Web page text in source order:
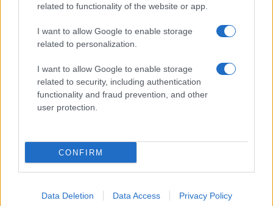
related to functionality of the website or app.
I want to allow Google to enable storage
related to personalization.
I want to allow Google to enable storage
related to security, including authentication
functionality and fraud prevention, and other
user protection.
CONFIRM
Data Deletion Data Access Privacy Policy
Facebook
Cookie Policy
Giornale dello
Spettacolo
Wondernet
Giuliana Sgrena
Syndication